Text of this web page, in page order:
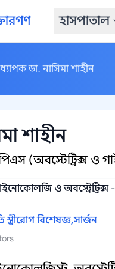
হাসপাতাল
ডা. নাসিমা শাহীন
শাহীন
(অবস্টেট্রিক্স ও
ও অবস্ট্রেট্রিক্স
স্ত্রীরোগ বিশেষজ্ঞ,সার্জন